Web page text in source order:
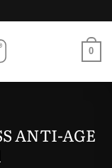
0
ANTI-AGE